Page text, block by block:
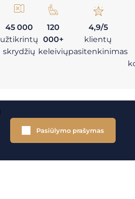
45 000
užtikrintų
skrydžių
120
000+
keleivių
4,9/5
klientų
pasitenkinimas
Pasiūlymo prašymas